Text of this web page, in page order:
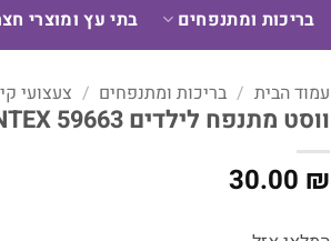
בריכות ומתנפחים בתי עץ ומוצרי
עמוד הבית / בריכות ומתנפחים / צעצועי
ווסט מתנפח לילדים 59663 INTEX דגם לגונה כחולה
30.00 ₪